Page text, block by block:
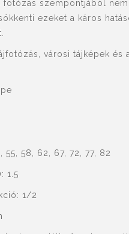
fotózás szempontjából
ezeket a káros
városi tájképek és
58, 62, 67, 72, 77, 82
1.5
1/2